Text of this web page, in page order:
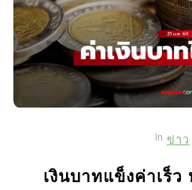
In ข่าว
เงินบาทแข็งค่าเร็